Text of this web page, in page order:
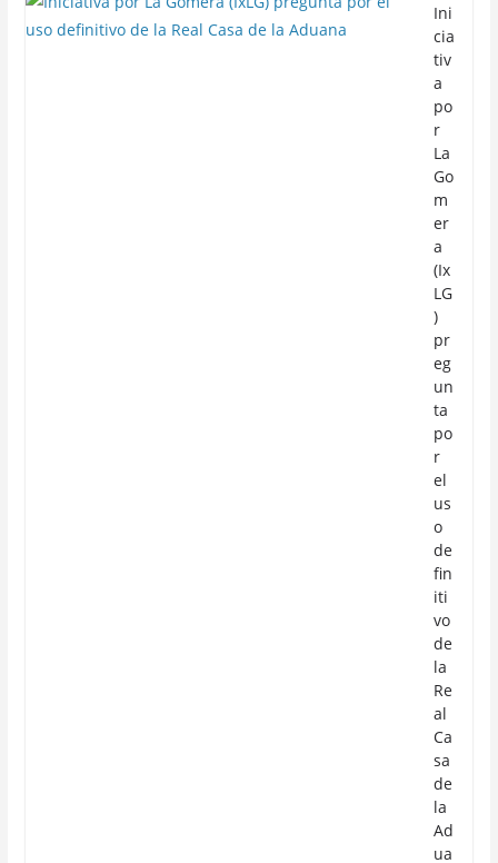
Ini
cia
tiv
a
po
r
La
Go
m
er
a
(Ix
LG
)
pr
eg
un
ta
po
r
el
us
o
de
fin
iti
vo
de
la
Re
al
Ca
sa
de
la
Ad
ua